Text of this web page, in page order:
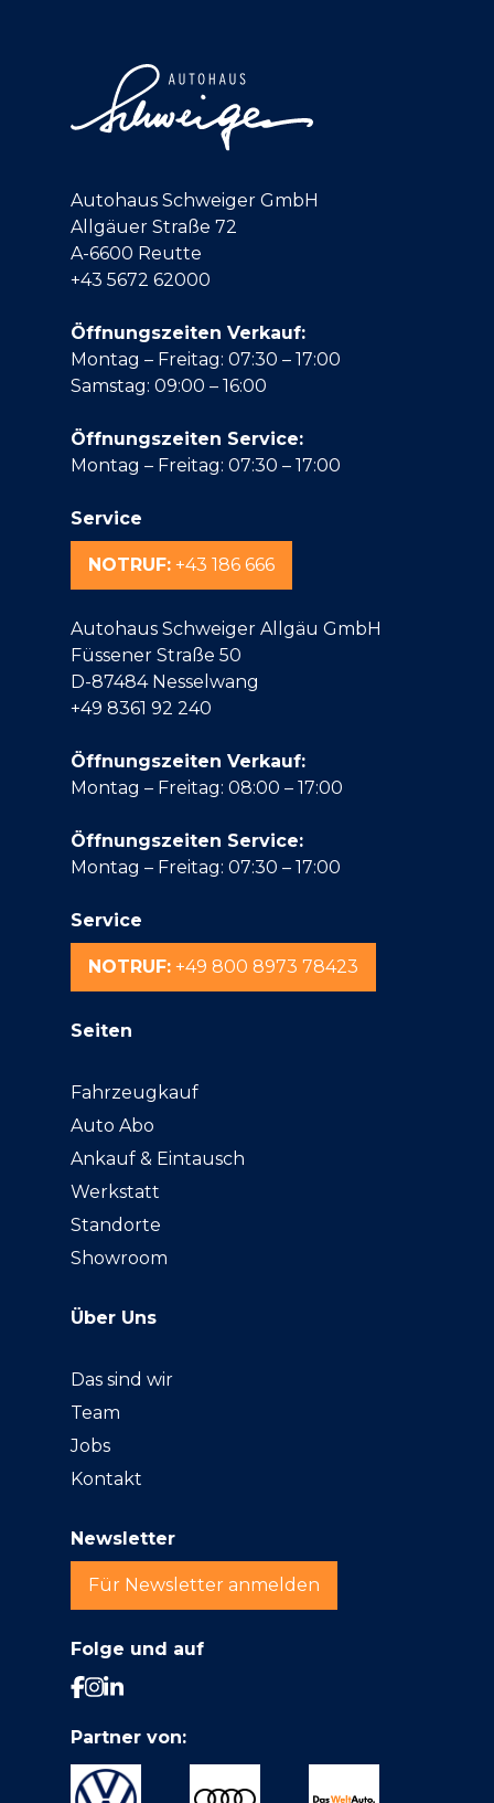
Autohaus Schweiger GmbH
Allgäuer Straße 72
A-6600 Reutte
+43 5672 62000
Öffnungszeiten Verkauf:
Montag – Freitag: 07:30 – 17:00
Samstag: 09:00 – 16:00
Öffnungszeiten Service:
Montag – Freitag: 07:30 – 17:00
Service
NOTRUF: +43 186 666
Autohaus Schweiger Allgäu GmbH
Füssener Straße 50
D-87484 Nesselwang
+49 8361 92 240
Öffnungszeiten Verkauf:
Montag – Freitag: 08:00 – 17:00
Öffnungszeiten Service:
Montag – Freitag: 07:30 – 17:00
Service
NOTRUF: +49 800 8973 78423
Seiten
Fahrzeugkauf
Auto Abo
Ankauf & Eintausch
Werkstatt
Standorte
Showroom
Über Uns
Das sind wir
Team
Jobs
Kontakt
Newsletter
Für Newsletter anmelden
Folge und auf
Partner von: